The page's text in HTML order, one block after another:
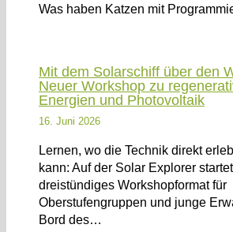
Was haben Katzen mit
Mit dem Solarschiff über den
Neuer Workshop zu
Energien und Photovoltaik
16. Juni 2026
Lernen, wo die Technik direkt
kann: Auf der Solar Explorer
dreistündiges Workshopformat für
Oberstufengruppen und junge
Bord des…